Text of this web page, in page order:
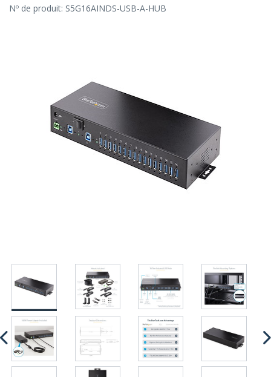
Nº de produit: S5G16AINDS-USB-A-HUB